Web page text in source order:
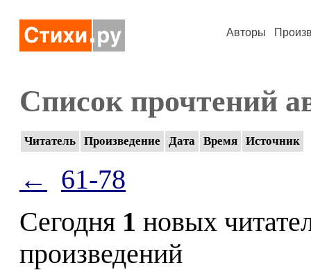
Авторы
Список прочтений
Читатель Произведение Дата Время Источник
←
61-78
Сегодня 1 новых
произведений